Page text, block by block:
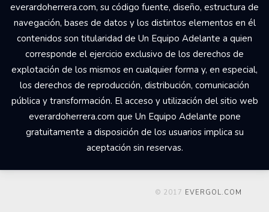
everardoherrera.com, su código fuente, diseño, estructura de
navegación, bases de datos y los distintos elementos en él
contenidos son titularidad de Un Equipo Adelante a quien
corresponde el ejercicio exclusivo de los derechos de
explotación de los mismos en cualquier forma y, en especial,
los derechos de reproducción, distribución, comunicación
pública y transformación. El acceso y utilización del sitio web
everardoherrera.com que Un Equipo Adelante pone
gratuitamente a disposición de los usuarios implica su
aceptación sin reservas.
© 2017 EVERGOL.COM